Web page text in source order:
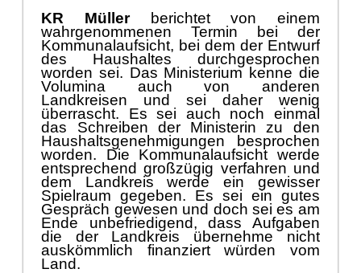
KR Mü llerberichtet von einem
wahrgenommenen Termin bei der
Kommunalaufsicht, bei dem der Entwurf
des Haushaltes durchgesprochen
worden sei. Das Ministerium kenne die
Volumina auch von anderen
Landkreisen und sei daher wenig
überrascht. Es sei auch noch einmal
das Schreiben der Ministerin zu den
Haushaltsgenehmigungen besprochen
worden. Die Kommunalaufsicht werde
entsprechend großzügig verfahren und
dem Landkreis werde ein gewisser
Spielraum gegeben. Es sei ein gutes
Gespräch gewesen und doch sei es am
Ende unbefriedigend, dass Aufgaben
die der Landkreis übernehme nicht
auskömmlich finanziert würden vom
Land.